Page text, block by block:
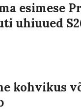
esimese
uhiuued
kohvikus